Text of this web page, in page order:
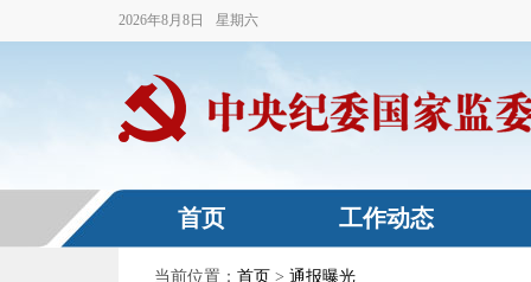
2026年8月 8 日 星期六
首页 工作动态
当前位置： 首页 > 通报曝光